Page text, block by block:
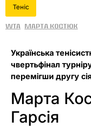
Теніс
WTA Марта Костюк
Українська
чвертьфінал
перемігши другу
Марта
Гарсія